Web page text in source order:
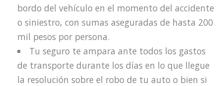
bordo del vehículo en el momento del accidente
o siniestro, con sumas aseguradas de hasta 200
mil pesos por persona.
Tu seguro te ampara ante todos los gastos
de transporte durante los días en lo que llegue
la resolución sobre el robo de tu auto o bien si